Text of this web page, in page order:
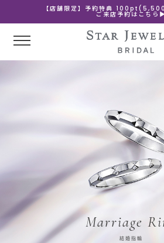
【店舗限定】予約特典
ご来店予約はこちら▶
Marriage
結婚指輪